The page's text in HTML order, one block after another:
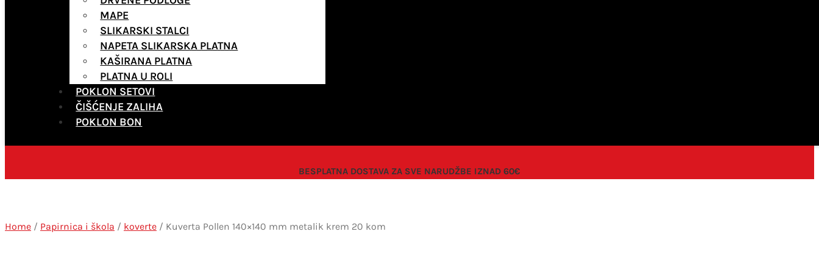
MAPE
SLIKARSKI STALCI
NAPETA SLIKARSKA PLATNA
KAŠIRANA PLATNA
PLATNA U ROLI
POKLON SETOVI
ČIŠĆENJE ZALIHA
POKLON BON
BESPLATNA DOSTAVA ZA SVE NARUDŽBE IZNAD 60€
Home / Papirnica i škola / koverte / Kuverta Pollen 140×140 mm metalik krem 20 kom